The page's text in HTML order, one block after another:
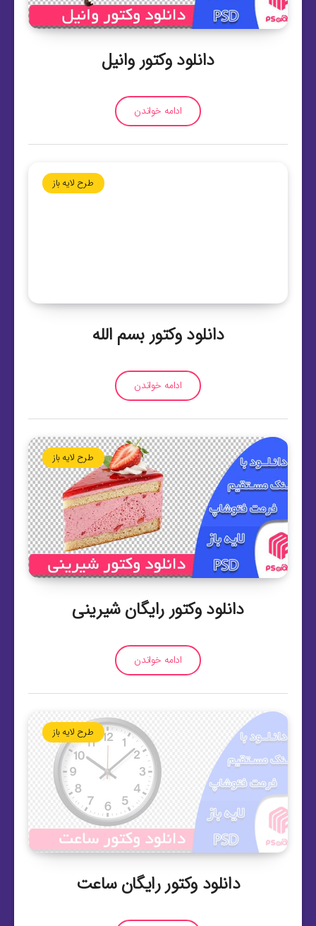
دانلود وکتور وانیل
ادامه خواندن
طرح لایه باز
دانلود وکتور بسم الله
ادامه خواندن
طرح لایه باز
دانلود وکتور رایگان شیرینی
ادامه خواندن
طرح لایه باز
دانلود وکتور رایگان ساعت